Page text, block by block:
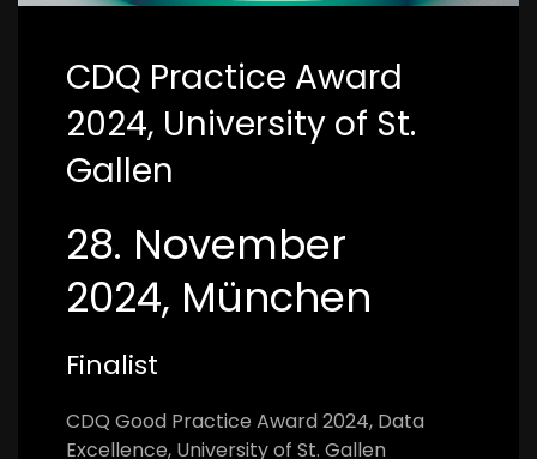
CDQ Practice Award
2024, University of St.
Gallen
28. November
2024, München
Finalist
CDQ Good Practice Award 2024, Data
Excellence, University of St. Gallen